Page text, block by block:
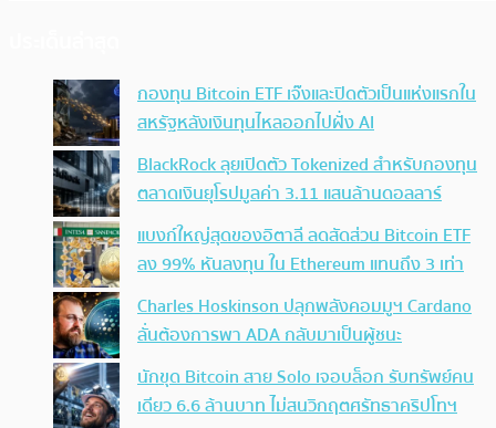
กองทุน Bitcoin ETF เจ๊งและปิดตัวเป็นแห่งแรกใน
สหรัฐหลังเงินทุนไหลออกไปฝั่ง AI
BlackRock ลุยเปิดตัว Tokenized สำหรับกองทุน
ตลาดเงินยุโรปมูลค่า 3.11 แสนล้านดอลลาร์
แบงก์ใหญ่สุดของอิตาลี ลดสัดส่วน Bitcoin ETF
ลง 99% หันลงทุน ใน Ethereum แทนถึง 3 เท่า
Charles Hoskinson ปลุกพลังคอมมูฯ Cardano
ลั่นต้องการพา ADA กลับมาเป็นผู้ชนะ
นักขุด Bitcoin สาย Solo เจอบล็อก รับทรัพย์คน
เดียว 6.6 ล้านบาท ไม่สนวิกฤตศรัทธาคริปโทฯ